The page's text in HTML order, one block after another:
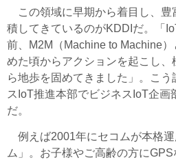
この領域に早期から着目し、豊
積してきているのがKDDIだ。「
前、M2M（Machine to Machine
めた頃からアクションを起こし
ら地歩を固めてきました」。こ
スIoT推進本部でビジネスIoT企画
だ。
例えば2001年にセコムが本格運
ム」。お子様やご高齢の方に